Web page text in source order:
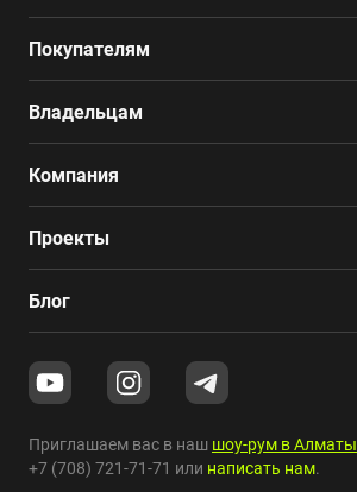
Покупателям
Владельцам
Компания
Проекты
Блог
Приглашаем вас в наш шоу-рум в Алматы
+7 (708) 721-71-71 или написать нам.